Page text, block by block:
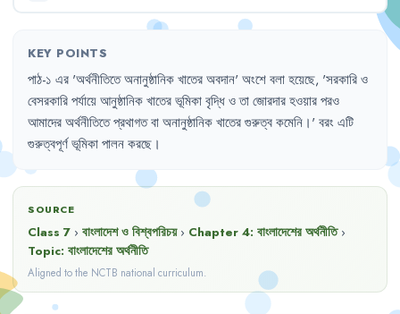
KEY POINTS
পাঠ-১ এর 'অর্থনীতিতেঅনানুষ্ঠানিকখাতেরঅবদান' অংশেবলাহয়েছে, 'সরকারিও
বেসরকারিপর্যায়েআনুষ্ঠানিকখাতেরভূমিকাবৃদ্ধিওতাজোরদারহওয়ারপরও
আমাদেরঅর্থনীতিতেপ্রথাগতবাঅনানুষ্ঠানিকখাতেরগুরুত্বকমেনি ।' বরং এটি
গুরুত্বপূর্ণভূমিকাপালনকরছে ।
SOURCE
Class 7 › বাংলাদেশ ও বিশ্বপরিচয় › Chapter 4: বাংলাদেশের অর্থনীতি ›
Topic: বাংলাদেশের অর্থনীতি
Aligned to the NCTB national curriculum.